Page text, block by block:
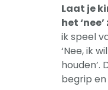
Laat je
het
ik speel
‘Nee, ik
houden’.
begrip